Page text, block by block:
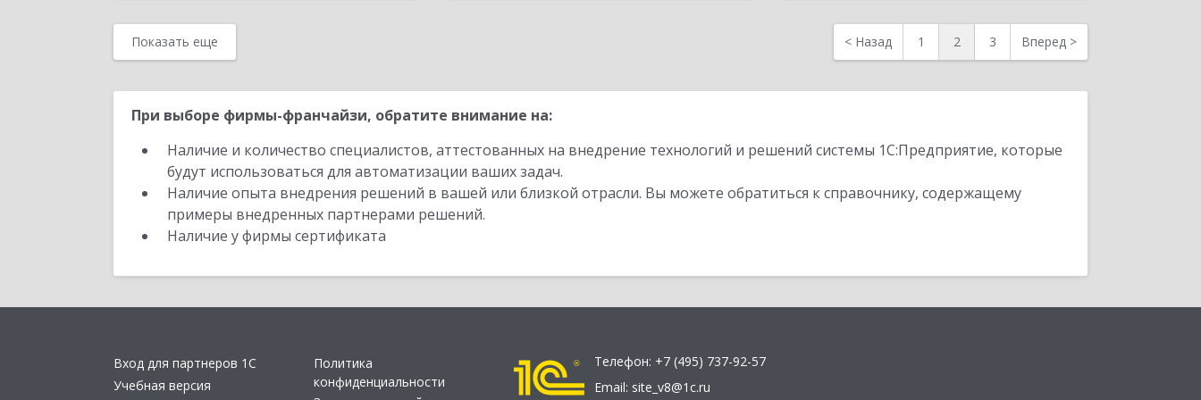
Показать еще < Назад 1 2 3 Вперед >
При выборе фирмы-франчайзи, обратите внимание на:
Наличие и количество специалистов, аттестованных на внедрение технологий и решений системы 1С:Предприятие, которые
будут использоваться для автоматизации ваших задач.
Наличие опыта внедрения решений в вашей или близкой отрасли. Вы можете обратиться к справочнику, содержащему
примеры внедренных партнерами решений.
Наличие у фирмы сертификата
Вход для партнеров 1С
Учебная версия
Политика
конфиденциальности
Телефон: +7 (495) 737-92-57
Email: site_v8@1c.ru